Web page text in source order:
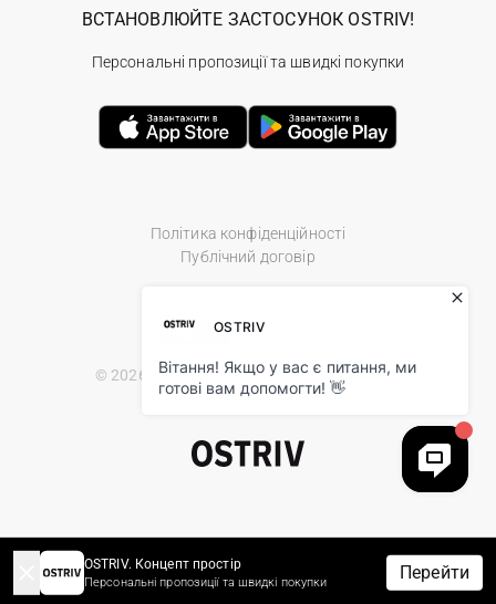
Політика конфіденційності
Публічний договір
© 2026 Ostriv.ua Store. All Rights Reserved.
ВСТАНОВЛЮЙТЕ ЗАСТОСУНОК OSTRIV!
Персональні пропозиції та швидкі покупки
OSTRIV. Концепт простір
Персональні пропозиції та швидкі покупки Перейти